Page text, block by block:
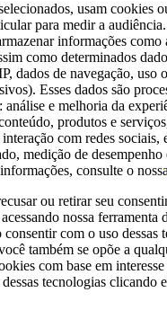
usam cookies
para medir a
informações como
como determinados
dados de navegação, uso
Esses dados são
análise e melhoria da
produtos e
com redes sociais,
medição de desempenho
consulte o
ou retirar seu
nossa ferramenta
com o uso dessas
também se opõe a
com base em
tecnologias clicando